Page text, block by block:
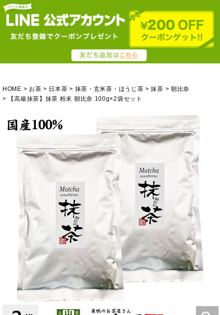
HOME お茶 日本茶 抹茶・玄米茶・ほうじ茶 抹茶
朝比奈
【高級抹茶】抹茶 粉末 朝比奈 100g×2袋セット